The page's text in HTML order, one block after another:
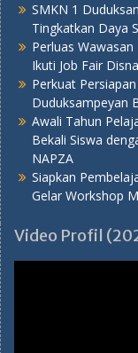
SMKN 1
Tingkatkan Daya
Perluas
Ikuti Job Fair
Perkuat
Duduksampeyan
Awali Tahun
Bekali Siswa
NAPZA
Siapkan
Gelar Workshop
Video Profil